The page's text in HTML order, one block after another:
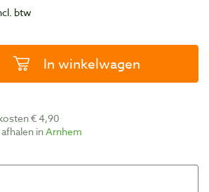
btw
In winkelwagen
€ 4,90
afhalen inArnhem